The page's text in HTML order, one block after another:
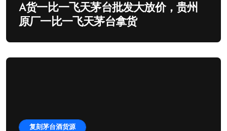
A货一比一飞天茅台批发大放价，贵州
原厂一比一飞天茅台拿货
复刻茅台酒货源